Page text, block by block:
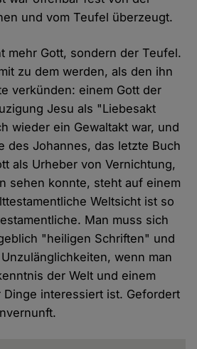
und vom Teufel überzeugt.
mehr Gott, sondern der Teufel.
zu dem werden, als den ihn
verkünden: einem Gott der
Jesu als "Liebesakt
wieder ein Gewaltakt war, und
des Johannes, das letzte Buch
als Urheber von Vernichtung,
sehen konnte, steht auf einem
Weltsicht ist so
Man muss sich
"heiligen Schriften" und
wenn man
der Welt und einem
Dinge interessiert ist. Gefordert